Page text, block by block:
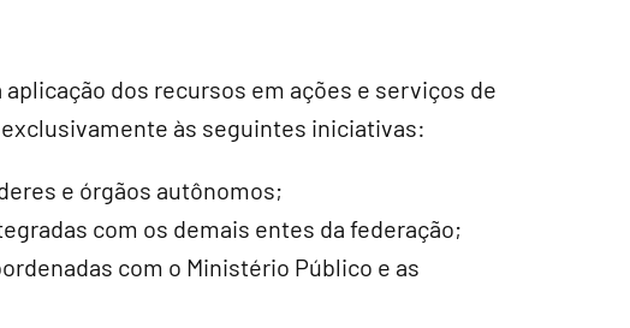
dos recursos em ações e serviços de
às seguintes iniciativas:
e órgãos autônomos;
com os demais entes da federação;
com o Ministério Público e as